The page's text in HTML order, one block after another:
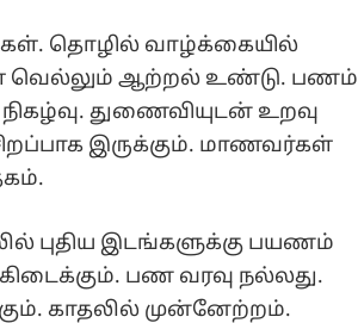
தொழில் வாழ்க்கையில்
வெல்லும் ஆற்றல் உண்டு. பணம்
நிகழ்வு. துணைவியுடன் உறவு
இருக்கும். மாணவர்கள்
புதிய இடங்களுக்கு பயணம்
பண வரவு நல்லது.
காதலில் முன்னேற்றம்.